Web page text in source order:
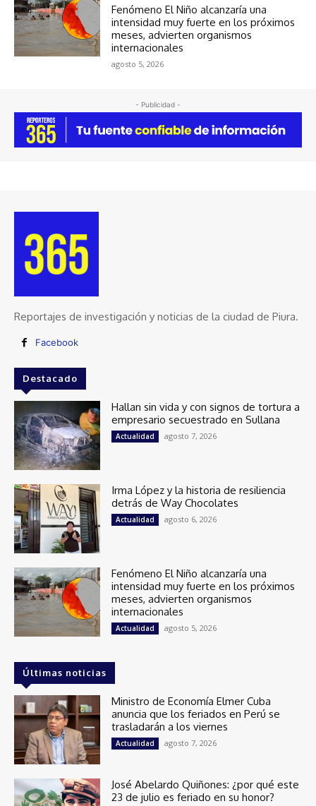
Fenómeno El Niño alcanzaría una
intensidad muy fuerte en los próximos
meses, advierten organismos
internacionales
agosto 5, 2026
- Publicidad -
Reportajes de investigación y noticias de la ciudad de Piura.
Facebook
Destacado
Hallan sin vida y con signos de tortura a
empresario secuestrado en Sullana
Actualidad agosto 7, 2026
Irma López y la historia de resiliencia
detrás de Way Chocolates
Actualidad agosto 6, 2026
Fenómeno El Niño alcanzaría una
intensidad muy fuerte en los próximos
meses, advierten organismos
internacionales
Actualidad agosto 5, 2026
Últimas noticias
Ministro de Economía Elmer Cuba
anuncia que los feriados en Perú se
trasladarán a los viernes
Actualidad agosto 7, 2026
José Abelardo Quiñones: ¿por qué este
23 de julio es feriado en su honor?